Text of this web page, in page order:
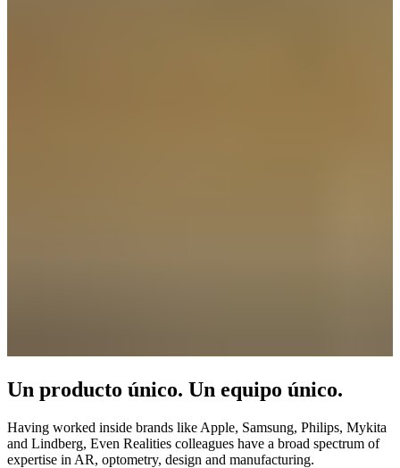
Un producto único. Un equipo único.
Having worked inside brands like Apple, Samsung, Philips, Mykita
and Lindberg, Even Realities colleagues have a broad spectrum of
expertise in AR, optometry, design and manufacturing.